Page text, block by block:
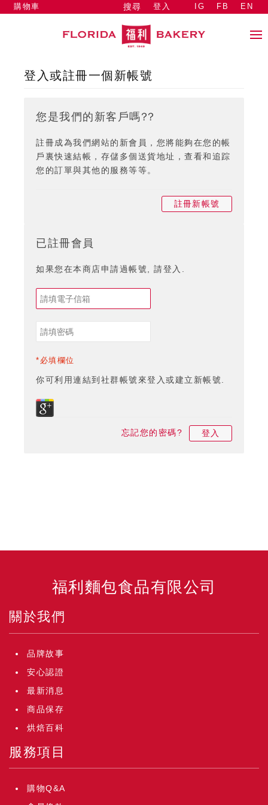
搜尋 登入
購物車 IG FB EN
登入或註冊一個新帳號
您是我們的新客戶嗎??
註冊成為我們網站的新會員，您將能夠在您的帳
戶裏快速結帳，存儲多個送貨地址，查看和追踪
您的訂單與其他的服務等等。
註冊新帳號
已註冊會員
如果您在本商店申請過帳號, 請登入.
*必填欄位
你可利用連結到社群帳號來登入或建立新帳號.
忘記您的密碼? 登入
福利麵包食品有限公司
關於我們
品牌故事
安心認證
最新消息
商品保存
烘焙百科
服務項目
購物Q&A